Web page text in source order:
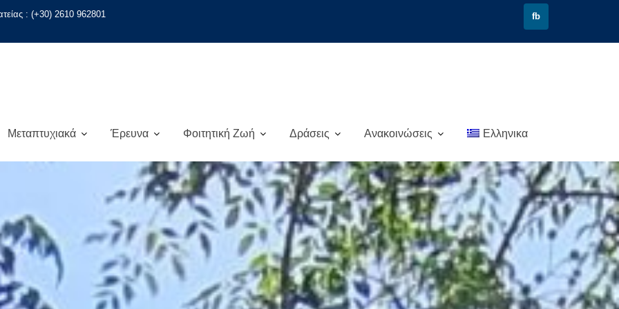
: (+30) 2610 962801
fb
Μεταπτυχιακά Έρευνα Φοιτητική Ζωή Δράσεις Ανακοινώσεις Ελληνικα